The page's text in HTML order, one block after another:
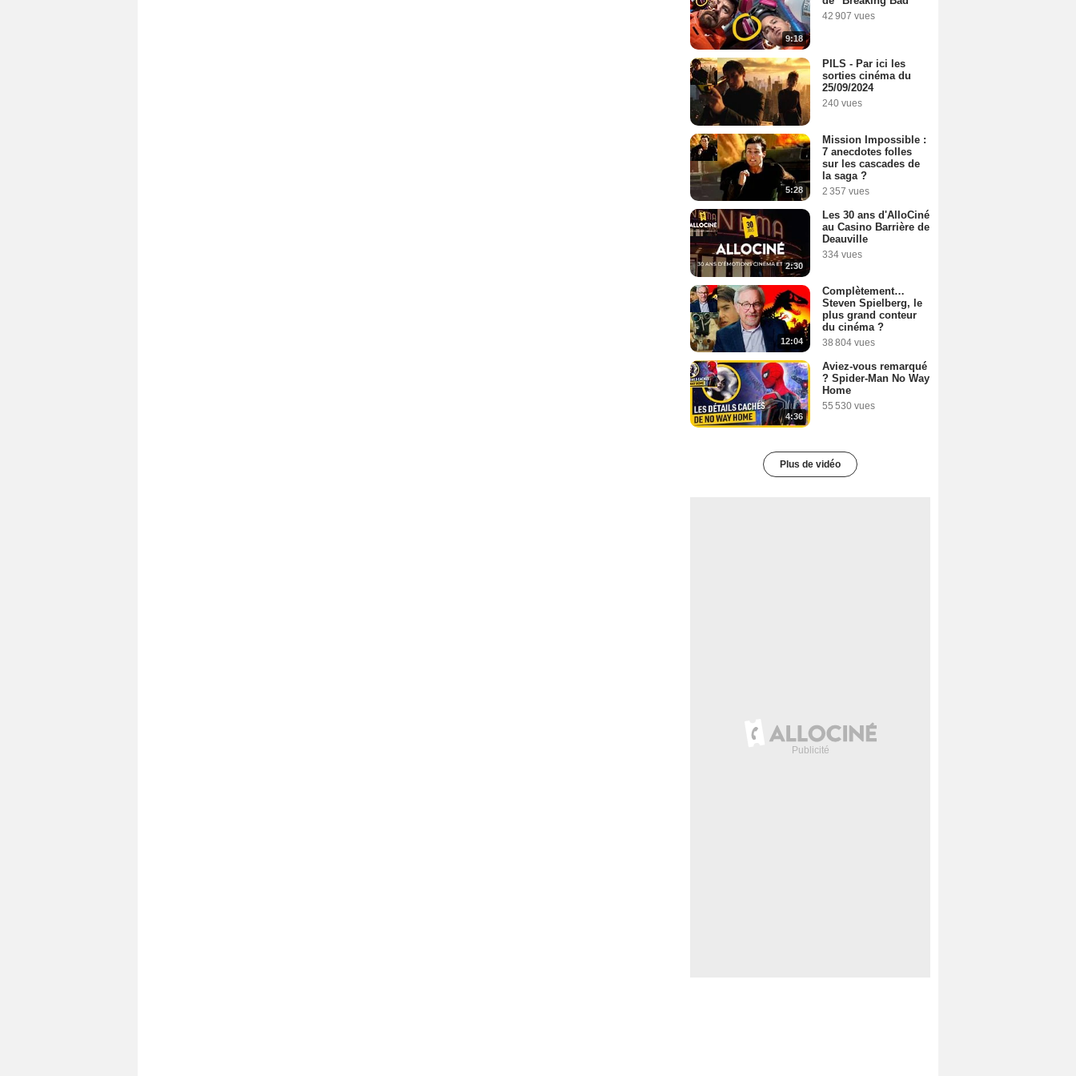
9:18
42 907 vues
PILS - Par ici les
sorties cinéma du
25/09/2024
240 vues
5:28
Mission Impossible :
7 anecdotes folles
sur les cascades de
la saga ?
2 357 vues
2:30
Les 30 ans d'AlloCiné
au Casino Barrière de
Deauville
334 vues
12:04
Complètement…
Steven Spielberg, le
plus grand conteur
du cinéma ?
38 804 vues
4:36
Aviez-vous remarqué
? Spider-Man No Way
Home
55 530 vues
Plus de vidéo